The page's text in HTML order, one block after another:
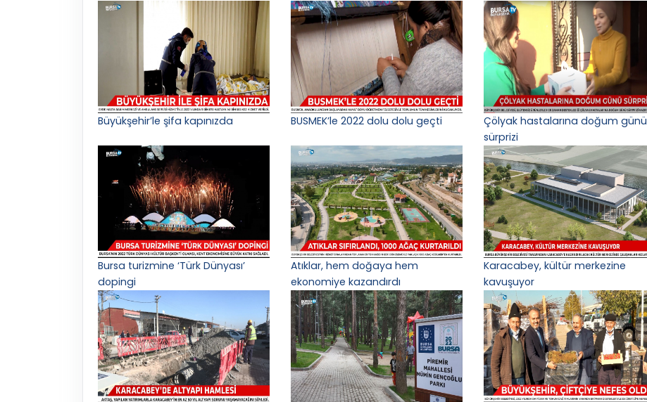
Büyükşehir’le şifa kapınızda BUSMEK’le 2022 dolu dolu geçti
Çölyak hastalarına doğum günü
sürprizi
Bursa turizmine ‘Türk Dünyası’
dopingi
Atıklar, hem doğaya hem
ekonomiye kazandırdı
Karacabey, kültür merkezine
kavuşuyor